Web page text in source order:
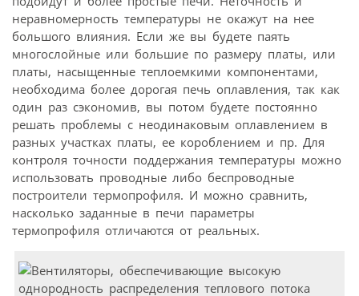
неравномерность температуры не окажут на нее
большого влияния. Если же вы будете паять
многослойные или большие по размеру платы, или
платы, насыщенные теплоемкими компонентами,
необходима более дорогая печь оплавления, так как
один раз сэкономив, вы потом будете постоянно
решать проблемы с неодинаковым оплавлением в
разных участках платы, ее короблением и пр. Для
контроля точности поддержания температуры можно
использовать проводные либо беспроводные
построители термопрофиля. И можно сравнить,
насколько заданные в печи параметры
термопрофиля отличаются от реальных.